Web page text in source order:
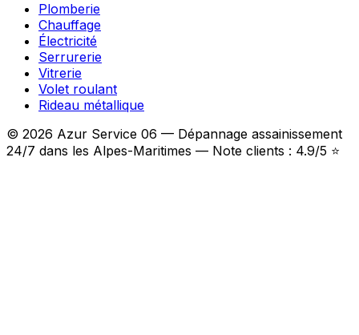
Plomberie
Chauffage
Électricité
Serrurerie
Vitrerie
Volet roulant
Rideau métallique
© 2026 Azur Service 06 — Dépannage assainissement
24/7 dans les Alpes-Maritimes — Note clients : 4.9/5 ⭐